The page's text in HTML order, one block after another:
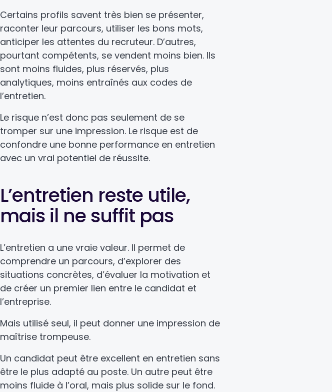
Certains profils savent très bien se présenter,
raconter leur parcours, utiliser les bons mots,
anticiper les attentes du recruteur. D’autres,
pourtant compétents, se vendent moins bien. Ils
sont moins fluides, plus réservés, plus
analytiques, moins entraînés aux codes de
l’entretien.
Le risque n’est donc pas seulement de se
tromper sur une impression. Le risque est de
confondre une bonne performance en entretien
avec un vrai potentiel de réussite.
L’entretien reste utile,
mais il ne suffit pas
L’entretien a une vraie valeur. Il permet de
comprendre un parcours, d’explorer des
situations concrètes, d’évaluer la motivation et
de créer un premier lien entre le candidat et
l’entreprise.
Mais utilisé seul, il peut donner une impression de
maîtrise trompeuse.
Un candidat peut être excellent en entretien sans
être le plus adapté au poste. Un autre peut être
moins fluide à l’oral, mais plus solide sur le fond.